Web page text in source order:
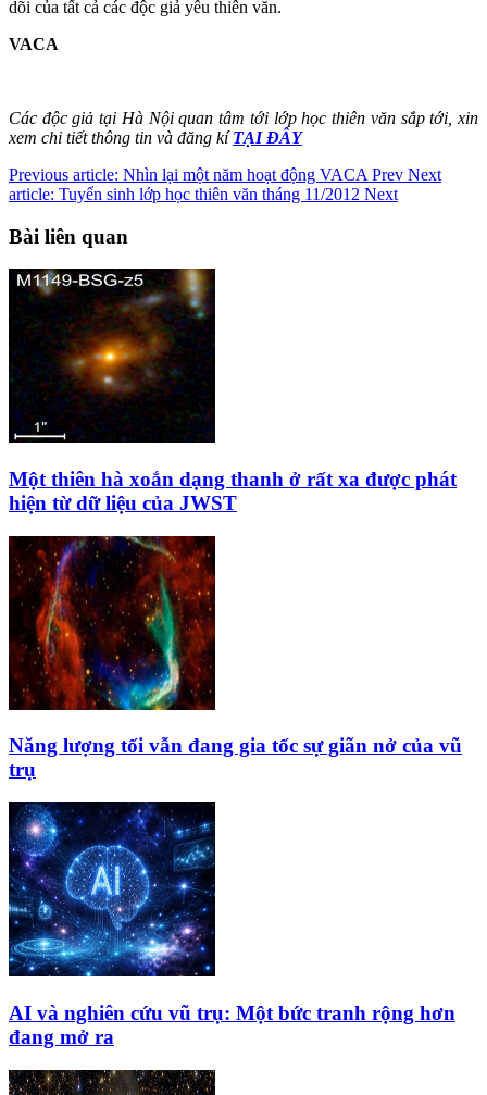
dõi của tất cả các độc giả yêu thiên văn.
VACA
Các độc giả tại Hà Nội quan tâm tới lớp học thiên văn sắp tới, xin
xem chi tiết thông tin và đăng kíTẠI ĐÂY
Previous article: Nhìn lại một năm hoạt động VACA Prev Next
article: Tuyển sinh lớp học thiên văn tháng 11/2012 Next
Bài liên quan
Một thiên hà xoắn dạng thanh ở rất xa được phát
hiện từ dữ liệu của JWST
Năng lượng tối vẫn đang gia tốc sự giãn nở của vũ
trụ
AI và nghiên cứu vũ trụ: Một bức tranh rộng hơn
đang mở ra